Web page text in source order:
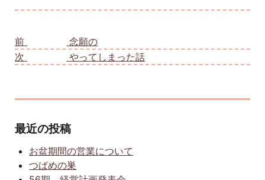
前
念願の
次
やってしまった話
最近の投稿
お盆期間の営業について
つばめの巣